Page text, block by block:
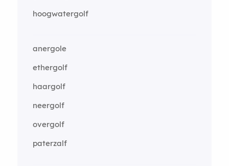
hoogwatergolf
anergole
ethergolf
haargolf
neergolf
overgolf
paterzalf